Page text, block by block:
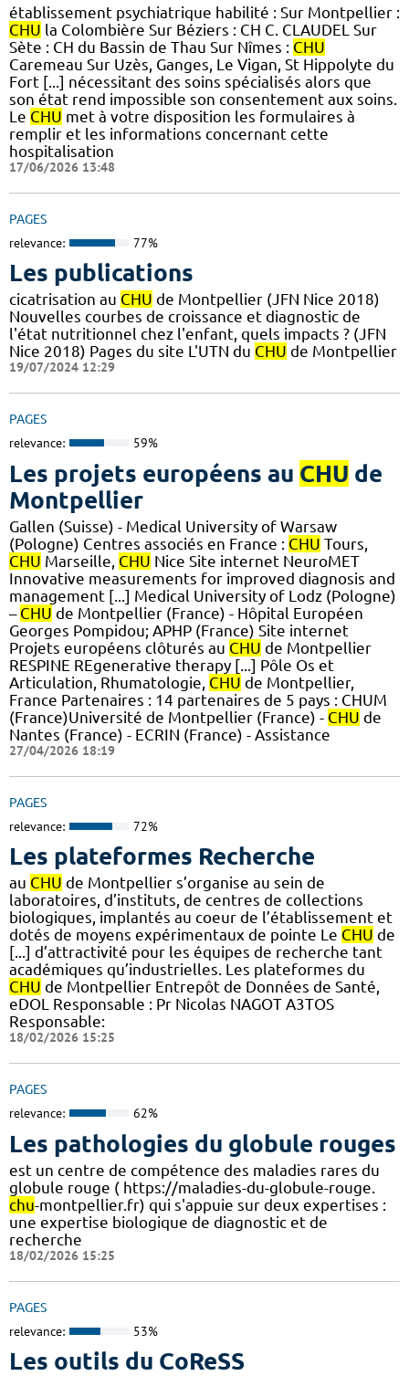
établissement psychiatrique habilité : Sur Montpellier :
CHU la Colombière Sur Béziers : CH C. CLAUDEL Sur
Sète : CH du Bassin de Thau Sur Nîmes : CHU
Caremeau Sur Uzès, Ganges, Le Vigan, St Hippolyte du
Fort [...] nécessitant des soins spécialisés alors que
son état rend impossible son consentement aux soins.
Le CHU met à votre disposition les formulaires à
remplir et les informations concernant cette
hospitalisation
17/06/2026 13:48
PAGES
relevance: 77%
Les publications
cicatrisation au CHU de Montpellier (JFN Nice 2018)
Nouvelles courbes de croissance et diagnostic de
l'état nutritionnel chez l'enfant, quels impacts ? (JFN
Nice 2018) Pages du site L'UTN du CHU de Montpellier
19/07/2024 12:29
PAGES
relevance: 59%
Les projets européens au CHU de
Montpellier
Gallen (Suisse) - Medical University of Warsaw
(Pologne) Centres associés en France : CHU Tours,
CHU Marseille, CHU Nice Site internet NeuroMET
Innovative measurements for improved diagnosis and
management [...] Medical University of Lodz (Pologne)
– CHU de Montpellier (France) - Hôpital Européen
Georges Pompidou; APHP (France) Site internet
Projets européens clôturés au CHU de Montpellier
RESPINE REgenerative therapy [...] Pôle Os et
Articulation, Rhumatologie, CHU de Montpellier,
France Partenaires : 14 partenaires de 5 pays : CHUM
(France)Université de Montpellier (France) - CHU de
Nantes (France) - ECRIN (France) - Assistance
27/04/2026 18:19
PAGES
relevance: 72%
Les plateformes Recherche
au CHU de Montpellier s’organise au sein de
laboratoires, d’instituts, de centres de collections
biologiques, implantés au coeur de l’établissement et
dotés de moyens expérimentaux de pointe Le CHU de
[...] d’attractivité pour les équipes de recherche tant
académiques qu’industrielles. Les plateformes du
CHU de Montpellier Entrepôt de Données de Santé,
eDOL Responsable : Pr Nicolas NAGOT A3TOS
Responsable:
18/02/2026 15:25
PAGES
relevance: 62%
Les pathologies du globule rouges
est un centre de compétence des maladies rares du
globule rouge ( https://maladies-du-globule-rouge.
chu-montpellier.fr) qui s'appuie sur deux expertises :
une expertise biologique de diagnostic et de
recherche
18/02/2026 15:25
PAGES
relevance: 53%
Les outils du CoReSS